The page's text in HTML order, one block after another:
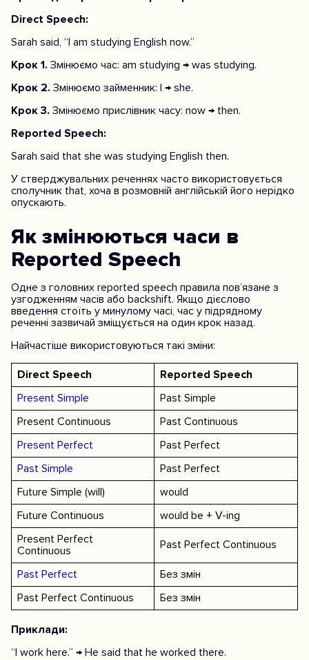
Direct Speech:
Sarah said, “I am studying English now.”
Крок 1. Змінюємо час: am studying → was studying.
Крок 2. Змінюємо займенник: I → she.
Крок 3. Змінюємо прислівник часу: now → then.
Reported Speech:
Sarah said that she was studying English then.
У стверджувальних реченнях часто використовується
сполучник that, хоча в розмовній англійській його нерідко
опускають.
Як змінюються часи в
Reported Speech
Одне з головних reported speech правила пов’язане з
узгодженням часів або backshift. Якщо дієслово
введення стоїть у минулому часі, час у підрядному
реченні зазвичай зміщується на один крок назад.
Найчастіше використовуються такі зміни:
Direct Speech
Reported Speech
Present Simple
Past Simple
Present Continuous
Past Continuous
Present Perfect
Past Perfect
Past Simple
Past Perfect
Future Simple (will)
would
Future Continuous
would be + V-ing
Present Perfect
Continuous
Past Perfect Continuous
Past Perfect
Без змін
Past Perfect Continuous
Без змін
Приклади:
“I work here.” → He said that he worked there.